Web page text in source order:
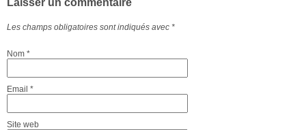
Laisser un commentaire
Les champs obligatoires sont indiqués avec *
Nom *
Email *
Site web